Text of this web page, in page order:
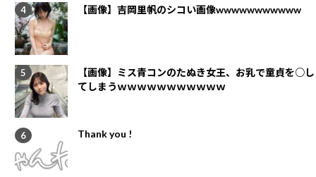
【画像】吉岡里帆のシコい画像wwwwwwwwwww
【画像】ミス青コンのたぬき女王、お乳で童貞を○し
てしまうｗｗｗｗｗｗｗｗｗｗｗ
Thank you !